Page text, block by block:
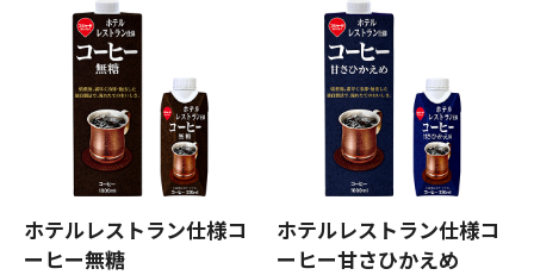
ホテルレストラン仕様コ
ーヒー無糖
ホテルレストラン仕様コ
ーヒー甘さひかえめ